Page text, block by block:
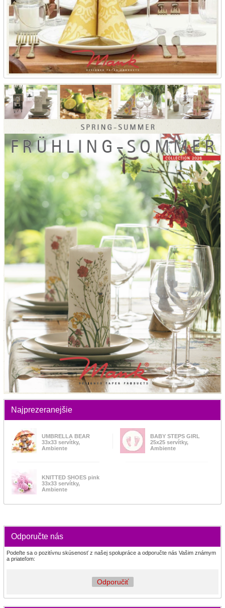
Najprezeranejšie
UMBRELLA BEAR
33x33 servítky,
Ambiente
BABY STEPS GIRL
25x25 servítky,
Ambiente
KNITTED SHOES pink
33x33 servítky,
Ambiente
Odporučte nás
Podeľte sa o pozitívnu skúsenosť z našej spolupráce a odporučte nás Vašim známym
a priateľom:
Odporučiť